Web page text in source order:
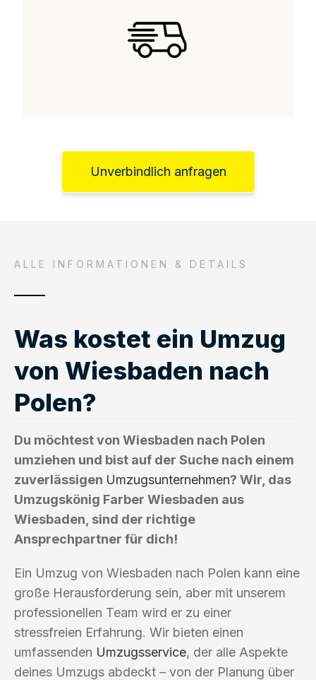
Unverbindlich anfragen
ALLE INFORMATIONEN & DETAILS
Was kostet ein Umzug
von Wiesbaden nach
Polen?
Du möchtest von Wiesbaden nach Polen
umziehen und bist auf der Suche nach einem
zuverlässigen Umzugsunternehmen? Wir, das
Umzugskönig Farber Wiesbaden aus
Wiesbaden, sind der richtige
Ansprechpartner für dich!
Ein Umzug von Wiesbaden nach Polen kann eine
große Herausforderung sein, aber mit unserem
professionellen Team wird er zu einer
stressfreien Erfahrung. Wir bieten einen
umfassenden Umzugsservice, der alle Aspekte
deines Umzugs abdeckt – von der Planung über